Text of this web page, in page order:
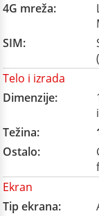
4G mreža:
SIM:
Telo i izrada
Dimenzije:
Težina:
Ostalo:
Ekran
Tip ekrana: